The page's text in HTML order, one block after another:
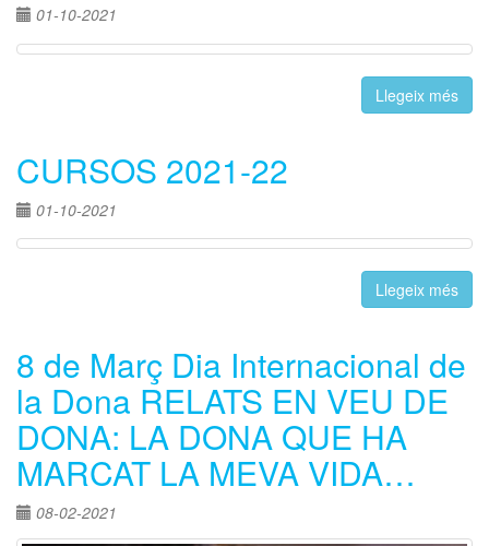
01-10-2021
Llegeix més
CURSOS 2021-22
01-10-2021
Llegeix més
8 de Març Dia Internacional de
la Dona RELATS EN VEU DE
DONA: LA DONA QUE HA
MARCAT LA MEVA VIDA…
08-02-2021